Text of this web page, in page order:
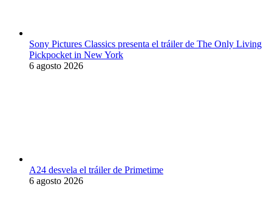
Sony Pictures Classics presenta el tráiler de The Only Living
Pickpocket in New York
6 agosto 2026
A24 desvela el tráiler de Primetime
6 agosto 2026